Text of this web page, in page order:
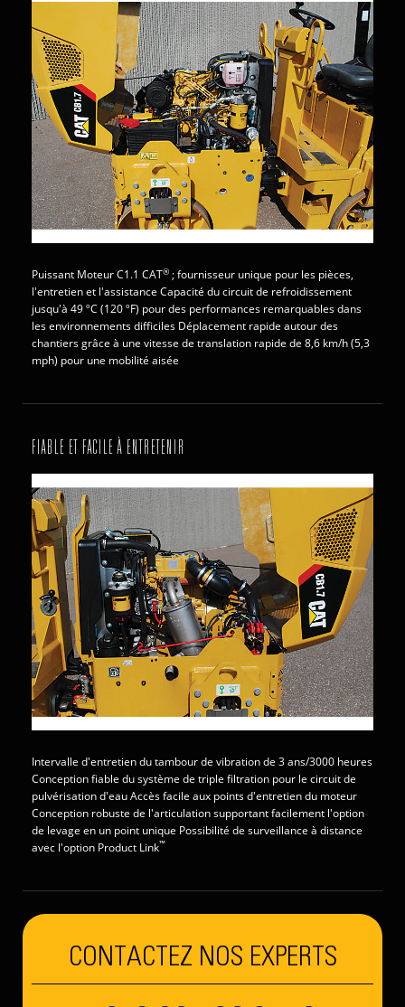
Puissant Moteur C1.1 CAT® ; fournisseur unique pour les pièces,
l'entretien et l'assistance Capacité du circuit de refroidissement
jusqu'à 49 ºC (120 ºF) pour des performances remarquables dans
les environnements difficiles Déplacement rapide autour des
chantiers grâce à une vitesse de translation rapide de 8,6 km/h (5,3
mph) pour une mobilité aisée
FIABLE ET FACILE À ENTRETENIR
Intervalle d'entretien du tambour de vibration de 3 ans/3000 heures
Conception fiable du système de triple filtration pour le circuit de
pulvérisation d'eau Accès facile aux points d'entretien du moteur
Conception robuste de l'articulation supportant facilement l'option
de levage en un point unique Possibilité de surveillance à distance
avec l'option Product Link™
CONTACTEZ NOS EXPERTS